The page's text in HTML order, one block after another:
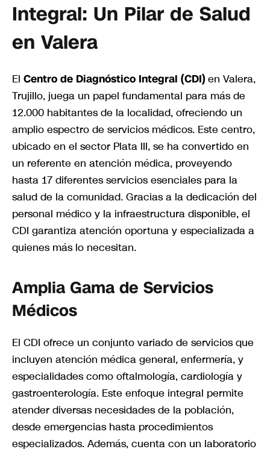
Integral: Un Pilar de Salud
en Valera
El Centro de Diagnóstico Integral (CDI) en Valera,
Trujillo, juega un papel fundamental para más de
12.000 habitantes de la localidad, ofreciendo un
amplio espectro de servicios médicos. Este centro,
ubicado en el sector Plata III, se ha convertido en
un referente en atención médica, proveyendo
hasta 17 diferentes servicios esenciales para la
salud de la comunidad. Gracias a la dedicación del
personal médico y la infraestructura disponible, el
CDI garantiza atención oportuna y especializada a
quienes más lo necesitan.
Amplia Gama de Servicios
Médicos
El CDI ofrece un conjunto variado de servicios que
incluyen atención médica general, enfermería, y
especialidades como oftalmología, cardiología y
gastroenterología. Este enfoque integral permite
atender diversas necesidades de la población,
desde emergencias hasta procedimientos
especializados. Además, cuenta con un laboratorio